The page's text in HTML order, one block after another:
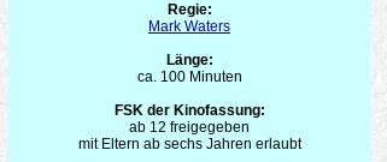
Regie:
Mark Waters
Länge:
ca. 100 Minuten
FSK der Kinofassung:
ab 12 freigegeben
mit Eltern ab sechs Jahren erlaubt